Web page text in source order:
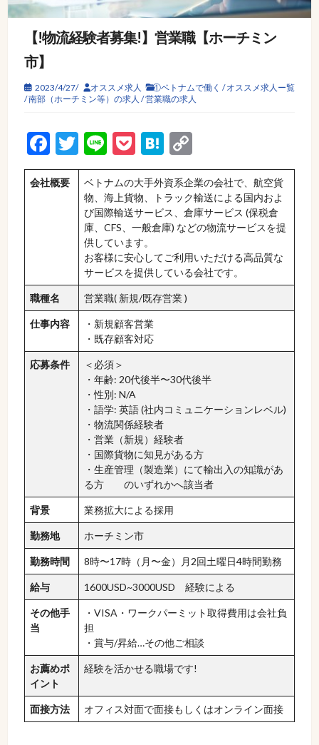
【!物流経験者募集!】営業職【ホーチミン
市】
2023/4/27/ オススメ求人 ①ベトナムで働く /オススメ求人ー覧
/南部（ホーチミン等）の求人 /営業職の求人
Facebook
Twitter
LinePocketHatena
Copy
Link
会社概要
ベトナムの大手外資系企業の会社で、航空貨
物、海上貨物、トラック輸送による国内およ
び国際輸送サービス、倉庫サービス (保税倉
庫、CFS、一般倉庫) などの物流サービスを提
供しています。
お客様に安心してご利用いただける高品質な
サービスを提供している会社です。
職種名 営業職( 新規/既存営業 )
仕事内容
・新規顧客営業
・既存顧客対応
応募条件
＜必須＞
・年齢: 20代後半〜30代後半
・性別: N/A
・語学: 英語 (社内コミュニケーションレベル)
・物流関係経験者
・営業（新規）経験者
・国際貨物に知見がある方
・生産管理（製造業）にて輸出入の知識があ
る方 のいずれかへ該当者
背景 業務拡大による採用
勤務地 ホーチミン市
勤務時間 8時〜17時（月〜金）月2回土曜日4時間勤務
給与 1600USD~3000USD 経験による
その他手
当
・VISA・ワークパーミット取得費用は会社負
担
・賞与/昇給…その他ご相談
お薦めポ
イント
経験を活かせる職場です!
面接方法 オフィス対面で面接もしくはオンライン面接